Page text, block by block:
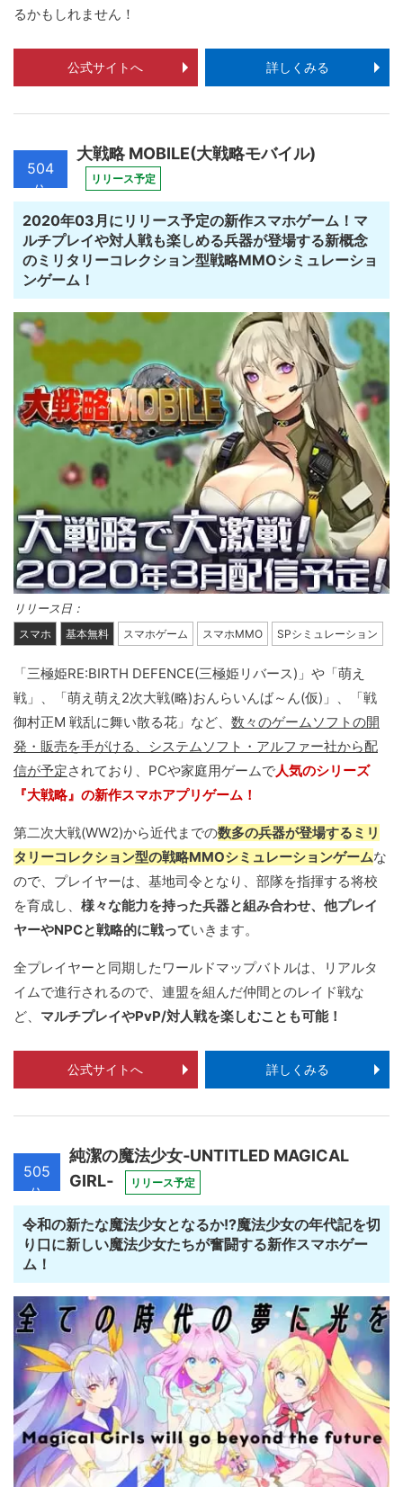
るかもしれません！
公式サイトへ 詳しくみる
504
位
大戦略 MOBILE(大戦略モバイル)
リリース予定
2020年03月にリリース予定の新作スマホゲーム！マ
ルチプレイや対人戦も楽しめる兵器が登場する新概念
のミリタリーコレクション型戦略MMOシミュレーショ
ンゲーム！
リリース日：
スマホ 基本無料 スマホゲーム スマホMMO SPシミュレーション
「三極姫RE:BIRTH DEFENCE(三極姫リバース)」や「萌え
戦」、「萌え萌え2次大戦(略)おんらいんば～ん(仮)」、「戦
御村正M 戦乱に舞い散る花」など、 数々のゲームソフトの開
発・販売を手がける、システムソフト・アルファー社から配
信が予定されており、PCや家庭用ゲームで人気のシリーズ
『大戦略』の新作スマホアプリゲーム！
第二次大戦(WW2)から近代までの数多の兵器が登場するミリ
タリーコレクション型の戦略MMOシミュレーションゲームな
ので、プレイヤーは、基地司令となり、部隊を指揮する将校
を育成し、 様々な能力を持った兵器と組み合わせ、他プレイ
ヤーやNPCと戦略的に戦っていきます。
全プレイヤーと同期したワールドマップバトルは、リアルタ
イムで進行されるので、連盟を組んだ仲間とのレイド戦な
ど、 マルチプレイやPvP/対人戦を楽しむことも可能！
公式サイトへ 詳しくみる
505
位
純潔の魔法少女‐UNTITLED MAGICAL
GIRL‐
リリース予定
令和の新たな魔法少女となるか!?魔法少女の年代記を切
り口に新しい魔法少女たちが奮闘する新作スマホゲー
ム！